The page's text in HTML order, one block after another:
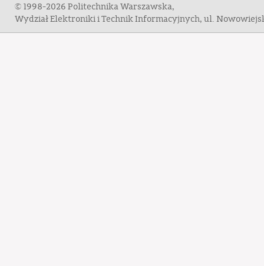
© 1998-2026 Politechnika Warszawska,
Wydział Elektroniki i Technik Informacyjnych, ul.